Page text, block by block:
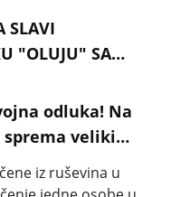
SLAVI
"OLUJU" SA
šalju
Knin
odluka! Na
sprema veliki
će biti
iz ruševina u